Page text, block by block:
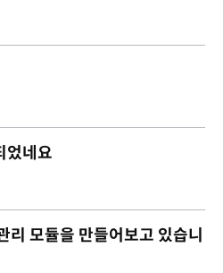
었네요
리 모듈을 만들어보고 있습니